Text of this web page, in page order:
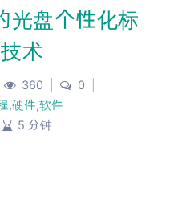
光盘个性化标
术
360 0
,硬件,软件
5 分钟